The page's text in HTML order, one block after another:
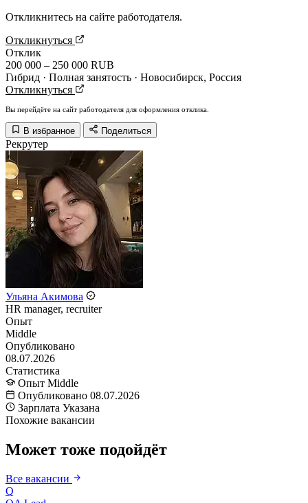
Откликнитесь на сайте работодателя.
Откликнуться
Отклик
200 000 – 250 000 RUB
Гибрид · Полная занятость · Новосибирск, Россия
Откликнуться
Вы перейдёте на сайт работодателя для оформления отклика.
В избранное Поделиться
Рекрутер
Ульяна Акимова
HR manager, recruiter
Опыт
Middle
Опубликовано
08.07.2026
Статистика
Опыт Middle
Опубликовано 08.07.2026
Зарплата Указана
Похожие вакансии
Может тоже подойдёт
Все вакансии
Q